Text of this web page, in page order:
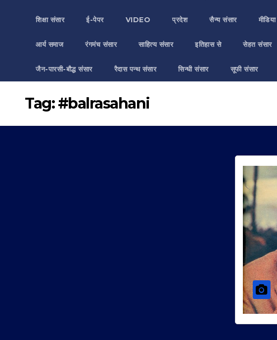
शिक्षा संसार ई-पेपर VIDEO प्रदेश सैन्य संसार
आर्य समाज रंगमंच संसार साहित्य संसार इतिहास से सेहत संसार
जैन-पारसी-बौद्ध संसार रैदास पन्थ संसार सिन्धी संसार सूफी संसार
Tag:#balrasahani